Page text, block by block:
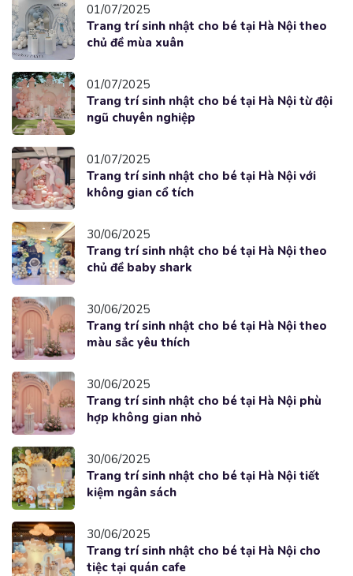
01/07/2025
Trang trí sinh nhật cho bé tại Hà Nội theo
chủ đề mùa xuân
01/07/2025
Trang trí sinh nhật cho bé tại Hà Nội từ đội
ngũ chuyên nghiệp
01/07/2025
Trang trí sinh nhật cho bé tại Hà Nội với
không gian cổ tích
30/06/2025
Trang trí sinh nhật cho bé tại Hà Nội theo
chủ đề baby shark
30/06/2025
Trang trí sinh nhật cho bé tại Hà Nội theo
màu sắc yêu thích
30/06/2025
Trang trí sinh nhật cho bé tại Hà Nội phù
hợp không gian nhỏ
30/06/2025
Trang trí sinh nhật cho bé tại Hà Nội tiết
kiệm ngân sách
30/06/2025
Trang trí sinh nhật cho bé tại Hà Nội cho
tiệc tại quán cafe